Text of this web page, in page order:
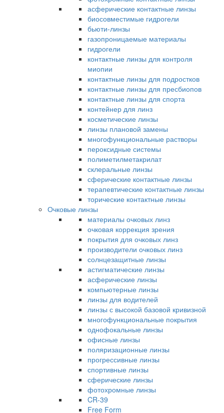
асферические контактные линзы
биосовместимые гидрогели
бьюти-линзы
газопроницаемые материалы
гидрогели
контактные линзы для контроля
миопии
контактные линзы для подростков
контактные линзы для пресбиопов
контактные линзы для спорта
контейнер для линз
косметические линзы
линзы плановой замены
многофункциональные растворы
пероксидные системы
полиметилметакрилат
склеральные линзы
сферические контактные линзы
терапевтические контактные линзы
торические контактные линзы
Очковые линзы
материалы очковых линз
очковая коррекция зрения
покрытия для очковых линз
производители очковых линз
солнцезащитные линзы
астигматические линзы
асферические линзы
компьютерные линзы
линзы для водителей
линзы с высокой базовой кривизной
многофункциональные покрытия
однофокальные линзы
офисные линзы
поляризационные линзы
прогрессивные линзы
спортивные линзы
сферические линзы
фотохромные линзы
CR-39
Free Form